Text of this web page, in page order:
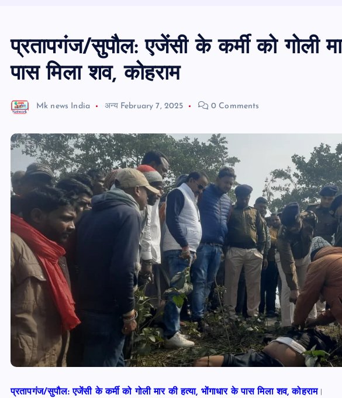
प्रतापगंज/सुपौल: एजेंसी के कर्मी को गोली
पास मिला शव, कोहराम
Mk news India अन्य February 7, 2025 0 Comments
प्रतापगंज/सुपौल: एजेंसी के कर्मी को गोली मार की हत्या, भोंगाधार के पास मिला शव, कोहराम।